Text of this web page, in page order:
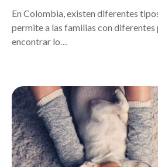
En Colombia, existen diferentes
permite a las familias con diferentes
encontrar lo…